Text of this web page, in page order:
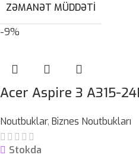
ZƏMANƏT MÜDDƏTI
-9%
Acer Aspire 3 A315-
Noutbuklar, Biznes Noutbukları
Stokda